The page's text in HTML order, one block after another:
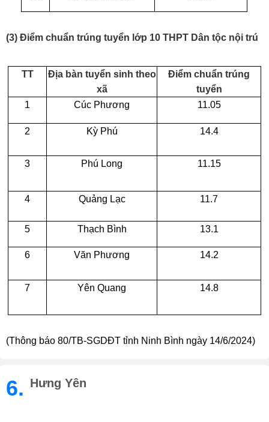
(3) Điểm chuẩn trúng tuyển lớp 10 THPT Dân tộc nội trú
TT
Địa bàn tuyển sinh theo
xã
Điểm chuẩn trúng
tuyển
1
Cúc Phương 11.05
2 Kỳ Phú 14.4
3 Phú Long 11.15
4 Quảng Lạc 11.7
5 Thạch Bình 13.1
6 Văn Phương 14.2
7 Yên Quang 14.8
(Thông báo 80/TB-SGDĐT tỉnh Ninh Bình ngày 14/6/2024)
6. Hưng Yên